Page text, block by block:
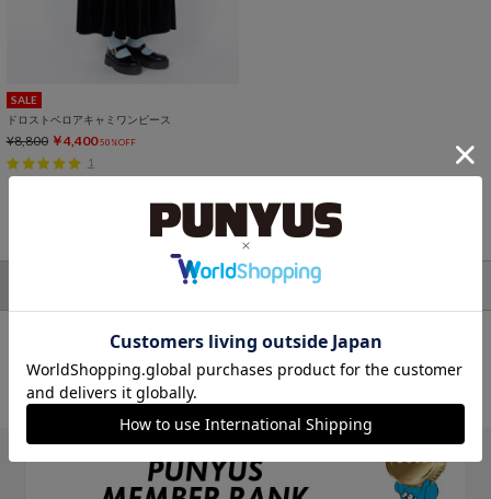
SALE
ドロストベロアキャミワンピース
¥8,800 ￥4,400 50%OFF
1
検索結果
ワンピース・オールインワン
対象アイテム：0件
条件に一致するアイテムがありませんでした。
条件を変えて探してみてください。